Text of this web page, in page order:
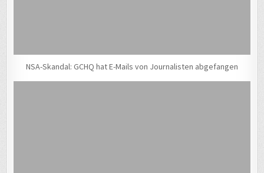
NSA-Skandal: GCHQ hat E-Mails von Journalisten abgefangen